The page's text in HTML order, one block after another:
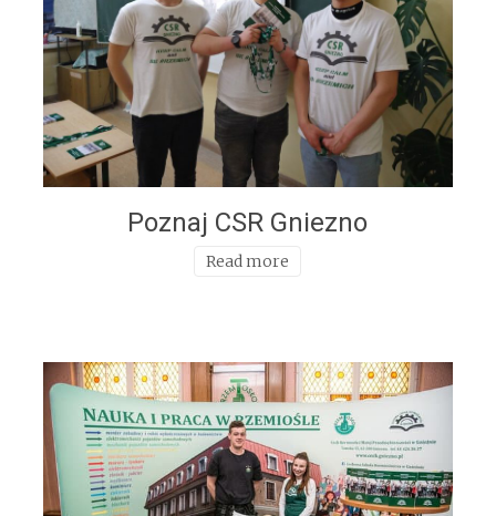
Poznaj CSR Gniezno
Read more